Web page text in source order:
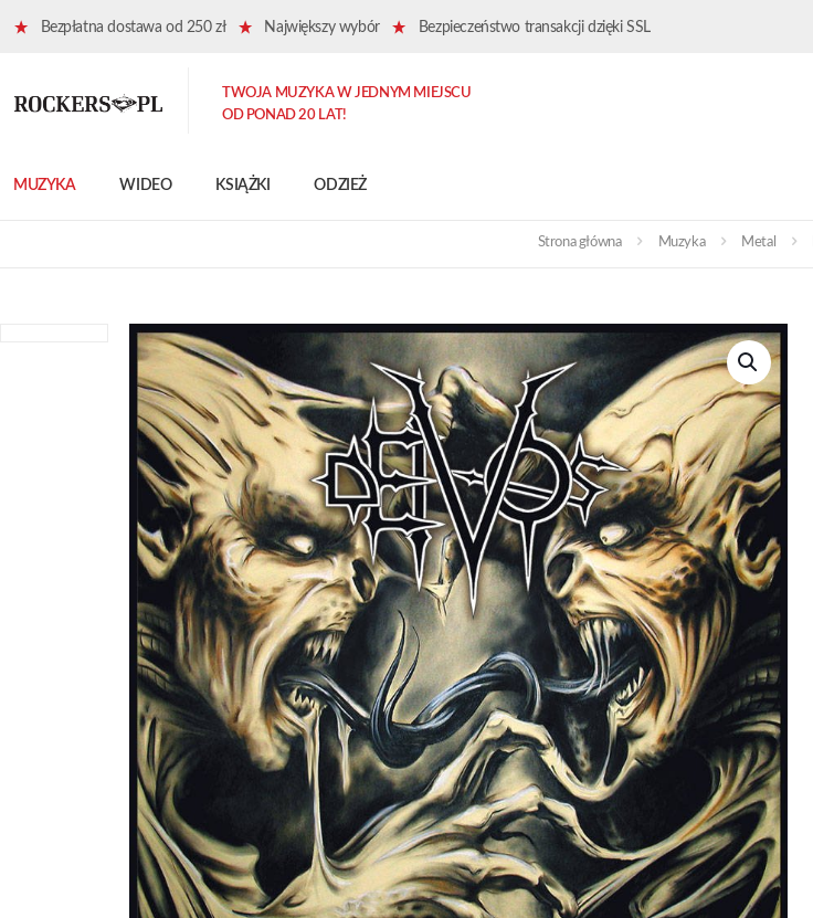
Bezpłatna dostawa od 250 zł Największy wybór Bezpieczeństwo transakcji dzięki SSL
MUZYKA WIDEO KSIĄŻKI ODZIEŻ
TWOJA MUZYKA W JEDNYM MIEJSCU
OD PONAD 20 LAT!
Strona główna Muzyka Metal